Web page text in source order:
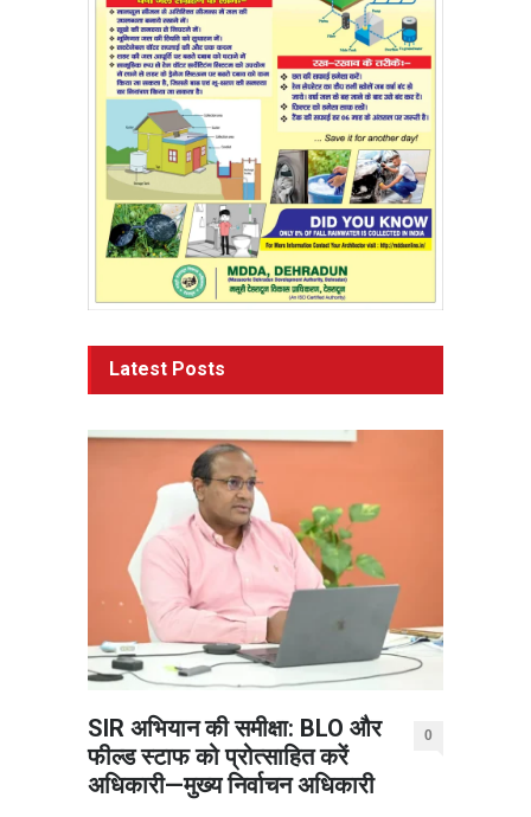
Latest Posts
SIR अभियान की समीक्षा: BLO और
फील्ड स्टाफ को प्रोत्साहित करें
अधिकारी—मुख्य निर्वाचन अधिकारी
0